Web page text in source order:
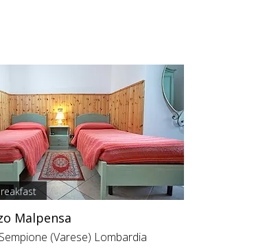
Malpensa
(Varese) Lombardia